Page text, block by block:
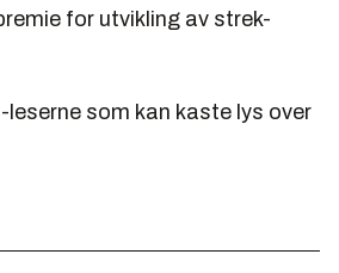
for utvikling av strek-
leserne som kan kaste lys over